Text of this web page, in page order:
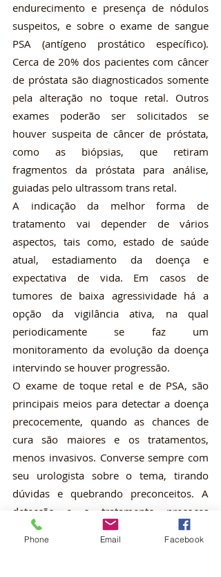
endurecimento e presença de nódulos
suspeitos, e sobre o exame de sangue
PSA (antígeno prostático específico).
Cerca de 20% dos pacientes com câncer
de próstata são diagnosticados somente
pela alteração no toque retal. Outros
exames poderão ser solicitados se
houver suspeita de câncer de próstata,
como as biópsias, que retiram
fragmentos da próstata para análise,
guiadas pelo ultrassom trans retal.
A indicação da melhor forma de
tratamento vai depender de vários
aspectos, tais como, estado de saúde
atual, estadiamento da doença e
expectativa de vida. Em casos de
tumores de baixa agressividade há a
opção da vigilância ativa, na qual
periodicamente se faz um
monitoramento da evolução da doença
intervindo se houver progressão.
O exame de toque retal e de PSA, são
principais meios para detectar a doença
precocemente, quando as chances de
cura são maiores e os tratamentos,
menos invasivos. Converse sempre com
seu urologista sobre o tema, tirando
dúvidas e quebrando preconceitos. A
detecção e o tratamento precoces
podem salvar vidas!
Phone Email Facebook